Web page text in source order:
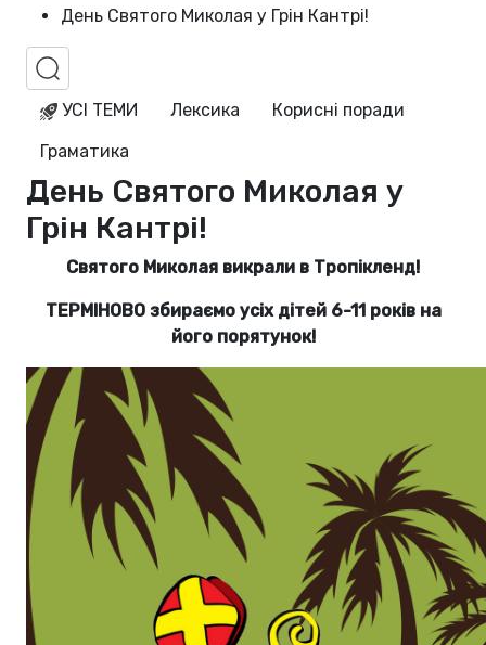
День Святого Миколая у Грін Кантрі!
УСІ ТЕМИ Лексика
Корисні поради
Граматика
День Святого Миколая у
Грін Кантрі!
Святого Миколая викрали в Тропікленд!
ТЕРМІНОВО збираємо усіх дітей 6-11 років на
його порятунок!